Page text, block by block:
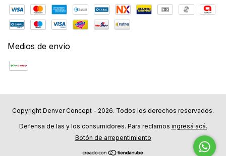
Medios de envío
Copyright Denver Concept - 2026. Todos los derechos reservados.
Defensa de las y los consumidores. Para reclamos ingresá acá.
Botón de arrepentimiento